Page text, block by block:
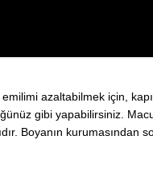
azaltabilmek için,
gibi yapabilirsiniz.
Boyanın